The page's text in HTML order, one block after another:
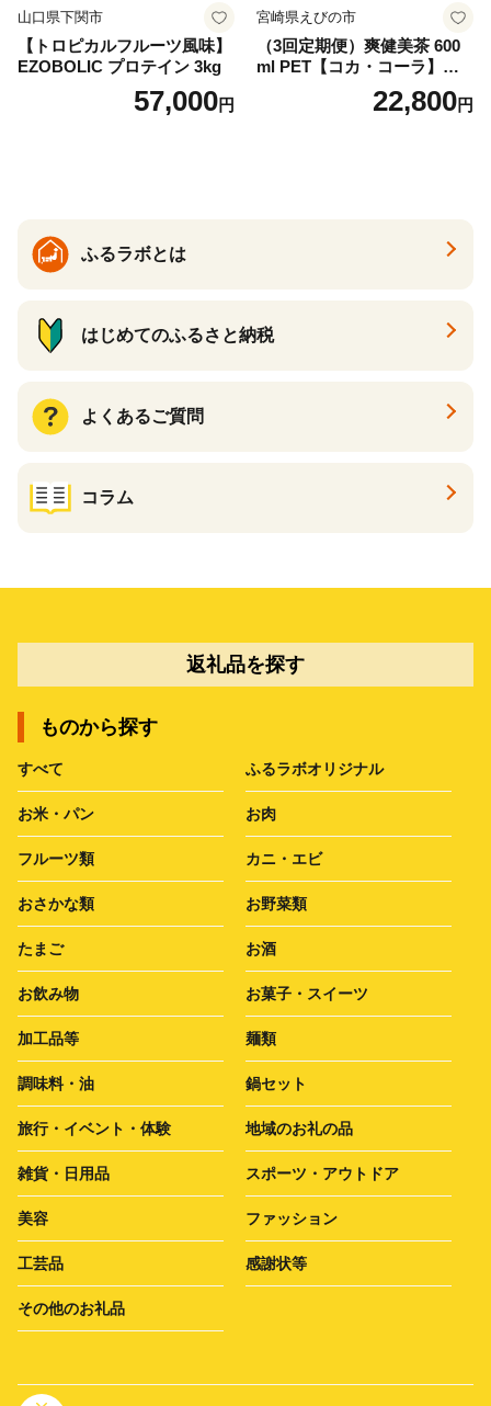
山口県下関市
【トロピカルフルーツ風味】
EZOBOLIC プロテイン 3kg
57,000円
宮崎県えびの市
（3回定期便）爽健美茶 600
ml PET【コカ・コーラ】ペ
ットボトル 1ケース(24本) 定
期便 3回(72本) セット お茶
22,800円
ふるラボとは
はじめてのふるさと納税
よくあるご質問
コラム
返礼品を探す
ものから探す
すべて ふるラボオリジナル
お米・パン お肉
フルーツ類 カニ・エビ
おさかな類 お野菜類
たまご お酒
お飲み物 お菓子・スイーツ
加工品等 麺類
調味料・油 鍋セット
旅行・イベント・体験 地域のお礼の品
雑貨・日用品 スポーツ・アウトドア
美容 ファッション
工芸品 感謝状等
その他のお礼品